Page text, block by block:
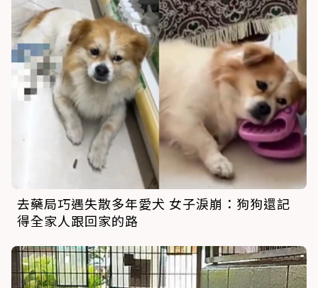
去藥局巧遇失散多年愛犬 女子淚崩：狗狗還記
得全家人跟回家的路